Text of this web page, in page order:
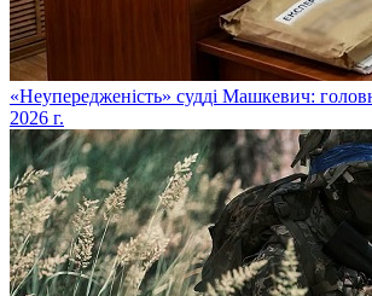
​«Неупередженість» судді Машкевич:
2026 г.